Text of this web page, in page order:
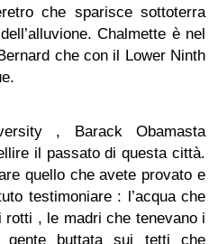
che sparisce sottoterra
Chalmette è nel
che con il Lower Ninth
, Barack Obamasta
il passato di questa città.
quello che avete provato e
testimoniare : l’acqua che
, le madri che tenevano i
buttata sui tetti che